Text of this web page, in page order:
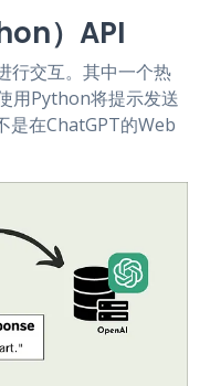
）API
行交互。其中一个热
用Python将提示发送
是在ChatGPT的Web